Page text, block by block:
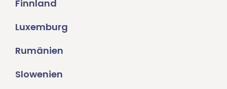
Finnland
Luxemburg
Rumänien
Slowenien